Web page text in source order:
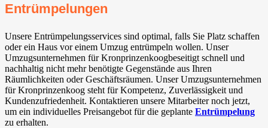
Entrümpelungen
Unsere Entrümpelungsservices sind optimal, falls Sie Platz schaffen
oder ein Haus vor einem Umzug entrümpeln wollen. Unser
Umzugsunternehmen für Kronprinzenkoogbeseitigt schnell und
nachhaltig nicht mehr benötigte Gegenstände aus Ihren
Räumlichkeiten oder Geschäftsräumen. Unser Umzugsunternehmen
für Kronprinzenkoog steht für Kompetenz, Zuverlässigkeit und
Kundenzufriedenheit. Kontaktieren unsere Mitarbeiter noch jetzt,
um ein individuelles Preisangebot für die geplante Entrümpelung
zu erhalten.